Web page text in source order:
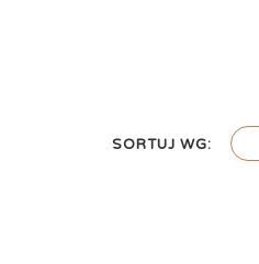
SORTUJ WG: